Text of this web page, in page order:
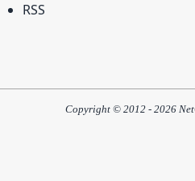
RSS
Copyright © 2012 - 2026